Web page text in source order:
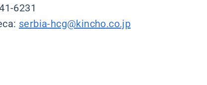
6231
serbia-hcg@kincho.co.jp